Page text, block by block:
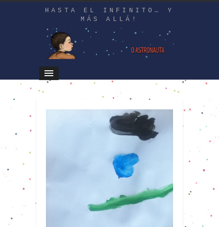
HASTA EL INFINITO… Y
MÁS ALLÁ!